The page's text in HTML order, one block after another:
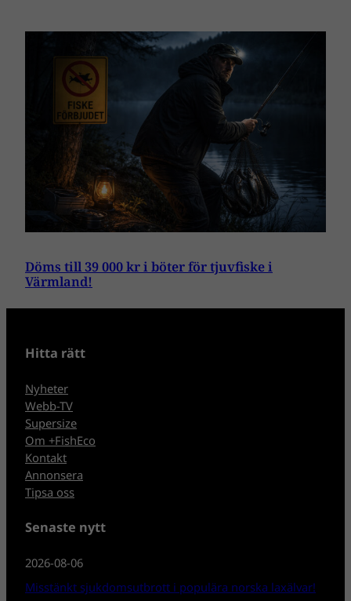
Döms till 39 000 kr i böter för tjuvfiske i
Värmland!
Hitta rätt
Nyheter
Webb-TV
Supersize
Om +FishEco
Kontakt
Annonsera
Tipsa oss
Senaste nytt
2026-08-06
Misstänkt sjukdomsutbrott i populära norska laxälvar!